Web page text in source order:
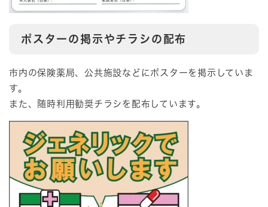
ポスターの掲示やチラシの配布
市内の保険薬局、公共施設などにポスターを掲示していま
す。
また、随時利用勧奨チラシを配布しています。